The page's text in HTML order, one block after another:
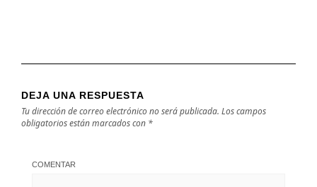
DEJA UNA RESPUESTA
Tu dirección de correo electrónico no será publicada. Los campos
obligatorios están marcados con *
COMENTAR